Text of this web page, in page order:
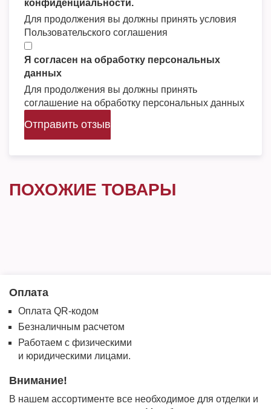
конфиденциальности.
Для продолжения вы должны принять условия
Пользовательского соглашения
Я согласен на обработку персональных
данных
Для продолжения вы должны принять
соглашение на обработку персональных данных
Отправить отзыв
ПОХОЖИЕ ТОВАРЫ
Оплата
Оплата QR-кодом
Безналичным расчетом
Работаем с физическими
и юридическими лицами.
Внимание!
В нашем ассортименте все необходимое для отделки и